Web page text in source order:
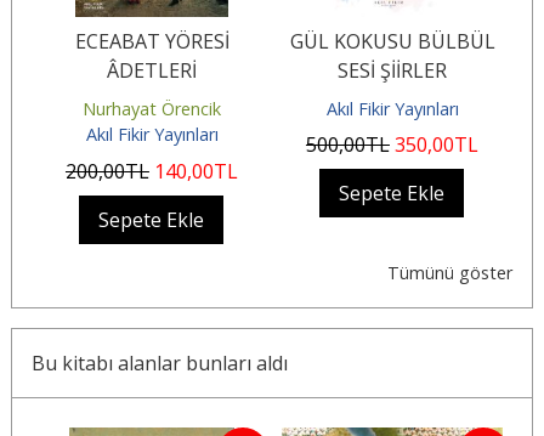
ECEABAT YÖRESİ
ÂDETLERİ
Nurhayat Örencik
Akıl Fikir Yayınları
200,00TL 140,00TL
Sepete Ekle
GÜL KOKUSU BÜLBÜL
SESİ ŞİİRLER
Akıl Fikir Yayınları
500,00TL350,00TL
Sepete Ekle
Tümünü göster
Bu kitabı alanlar bunları aldı